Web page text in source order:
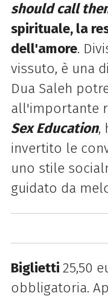
should call
spirituale, la
dell'amore.
vissuto, è una
Dua Saleh
all'importante
Sex Education,
invertito le
uno stile
guidato da
Biglietti 25,50
obbligatoria.